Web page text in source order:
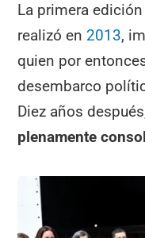
La primera
realizó en 2013,
quien por
desembarco
Diez años
plenamente